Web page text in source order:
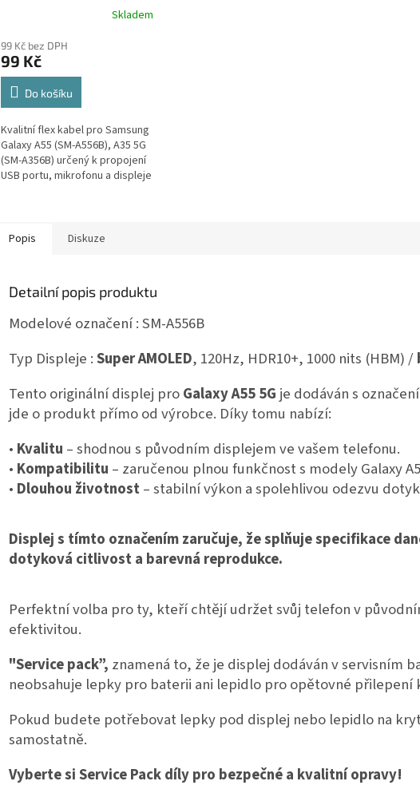
Skladem
99 Kč bez DPH
99 Kč
Do košíku
Kvalitní flex kabel pro Samsung
Galaxy A55 (SM-A556B), A35 5G
(SM-A356B) určený k propojení
USB portu, mikrofonu a displeje
Popis Diskuze
Detailní popis produktu
Modelové označení : SM-A556B
Typ Displeje :Super AMOLED, 120Hz, HDR10+, 1000 nits (HBM) /
Tento originální displej proGalaxy A55 5G je dodáván s
jde o produkt přímo od výrobce. Díky tomu nabízí:
• Kvalitu – shodnou s původním displejem ve vašem telefonu.
• Kompatibilitu – zaručenou plnou funkčnost s modely Galaxy
• Dlouhou životnost– stabilní výkon a spolehlivou odezvu
Displej s tímto označením zaručuje, že splňuje specifikace
dotyková citlivost a barevná reprodukce.
Perfektní volba pro ty, kteří chtějí udržet svůj telefon v
efektivitou.
"Service pack”, znamená to, že je displej dodáván v servisním
neobsahuje lepky pro baterii ani lepidlo pro opětovné přilepení
Pokud budete potřebovat lepky pod displej nebo lepidlo na
samostatně.
Vyberte si Service Pack díly pro bezpečné a kvalitní opravy!